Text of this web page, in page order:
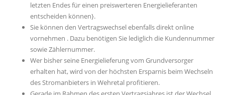
letzten Endes für einen preiswerteren Energielieferanten
entscheiden können}.
Sie können den Vertragswechsel ebenfalls direkt online
vornehmen . Dazu benötigen Sie lediglich die Kundennummer
sowie Zählernummer.
Wer bisher seine Energielieferung vom Grundversorger
erhalten hat, wird von der höchsten Ersparnis beim Wechseln
des Stromanbieters in Wehretal profitieren.